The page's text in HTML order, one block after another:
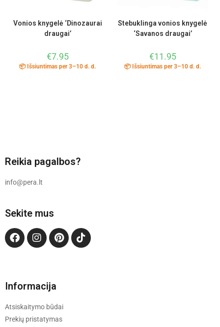
Vonios knygelė ‘Dinozaurai
draugai’
€7.95
📦 Išsiuntimas per 3–10 d. d.
Stebuklinga vonios knygelė
‘Savanos draugai’
€11.95
📦 Išsiuntimas per 3–10 d. d.
Reikia pagalbos?
info@pera.lt
Sekite mus
Informacija
Atsiskaitymo būdai
Prekių pristatymas